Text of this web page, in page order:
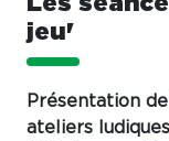
jeu'
Présentation
ateliers